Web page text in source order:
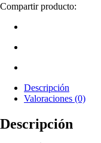
Compartir producto:
Descripción
Valoraciones (0)
Descripción